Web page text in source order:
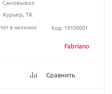
Fabriano
Сравнить
Самовывоз
Курьер, ТК
Нет в наличии
Код: 19100001